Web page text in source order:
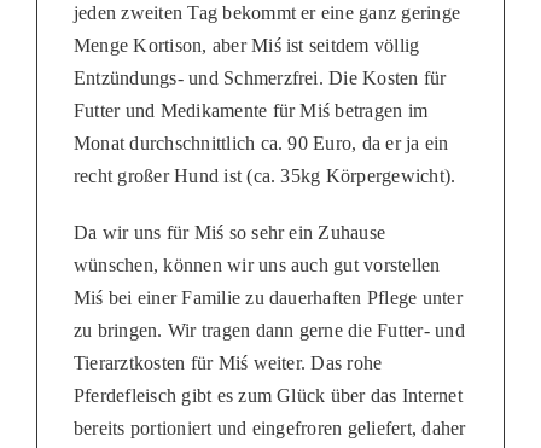
jeden zweiten Tag bekommt er eine ganz geringe
Menge Kortison, aber Miś ist seitdem völlig
Entzündungs- und Schmerzfrei. Die Kosten für
Futter und Medikamente für Miś betragen im
Monat durchschnittlich ca. 90 Euro, da er ja ein
recht großer Hund ist (ca. 35kg Körpergewicht).
Da wir uns für Miś so sehr ein Zuhause
wünschen, können wir uns auch gut vorstellen
Miś bei einer Familie zu dauerhaften Pflege unter
zu bringen. Wir tragen dann gerne die Futter- und
Tierarztkosten für Miś weiter. Das rohe
Pferdefleisch gibt es zum Glück über das Internet
bereits portioniert und eingefroren geliefert, daher